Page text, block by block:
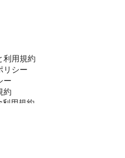
利用規約
リシー
ー
約
利用規約